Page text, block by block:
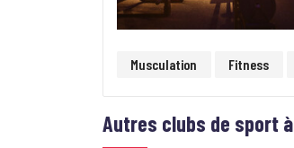
Musculation Fitness
Autres clubs de sport à